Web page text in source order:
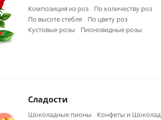
Композиция из роз
По количеству роз
По высоте стебля
По цвету роз
Кустовые розы
Пионовидные розы
Сладости
Шоколадные пионы
Конфеты и Шоколад